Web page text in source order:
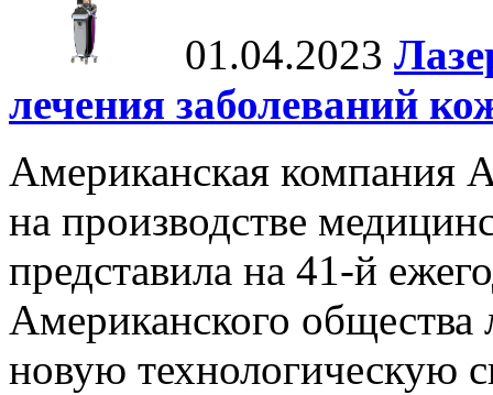
01.04.2023
лечения заболеваний
Американская компания
на производстве
представила на 41-й
Американского
новую технологическую